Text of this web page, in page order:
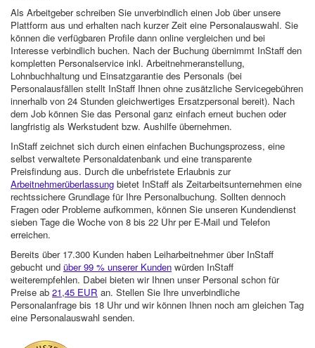
Als Arbeitgeber schreiben Sie unverbindlich einen Job über unsere
Plattform aus und erhalten nach kurzer Zeit eine Personalauswahl. Sie
können die verfügbaren Profile dann online vergleichen und bei
Interesse verbindlich buchen. Nach der Buchung übernimmt InStaff den
kompletten Personalservice inkl. Arbeitnehmeranstellung,
Lohnbuchhaltung und Einsatzgarantie des Personals (bei
Personalausfällen stellt InStaff Ihnen ohne zusätzliche Servicegebühren
innerhalb von 24 Stunden gleichwertiges Ersatzpersonal bereit). Nach
dem Job können Sie das Personal ganz einfach erneut buchen oder
langfristig als Werkstudent bzw. Aushilfe übernehmen.
InStaff zeichnet sich durch einen einfachen Buchungsprozess, eine
selbst verwaltete Personaldatenbank und eine transparente
Preisfindung aus. Durch die unbefristete Erlaubnis zur
Arbeitnehmerüberlassung bietet InStaff als Zeitarbeitsunternehmen eine
rechtssichere Grundlage für Ihre Personalbuchung. Sollten dennoch
Fragen oder Probleme aufkommen, können Sie unseren Kundendienst
sieben Tage die Woche von 8 bis 22 Uhr per E-Mail und Telefon
erreichen.
Bereits über 17.300 Kunden haben Leiharbeitnehmer über InStaff
gebucht und über 99 % unserer Kunden würden InStaff
weiterempfehlen. Dabei bieten wir Ihnen unser Personal schon für
Preise ab 21,45 EUR an. Stellen Sie Ihre unverbindliche
Personalanfrage bis 18 Uhr und wir können Ihnen noch am gleichen Tag
eine Personalauswahl senden.